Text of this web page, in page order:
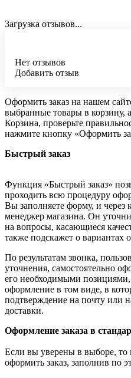
Загрузка отзывов...
Нет отзывов
Добавить отзыв
Оформить заказ на нашем
выбранные товары в корзину,
Корзина, проверьте
нажмите кнопку «Оформить
Быстрый заказ
Функция «Быстрый заказ»
проходить всю процедуру
Вы заполняете форму, и через
менеджер магазина. Он
на вопросы, касающиеся
также подскажет о вариантах
По результатам звонка,
уточнения, самостоятельно
его необходимыми позициями,
оформление в том виде, в
подтверждение на почту или
доставки.
Оформление заказа в
Если вы уверены в выборе, то
оформить заказ, заполнив по